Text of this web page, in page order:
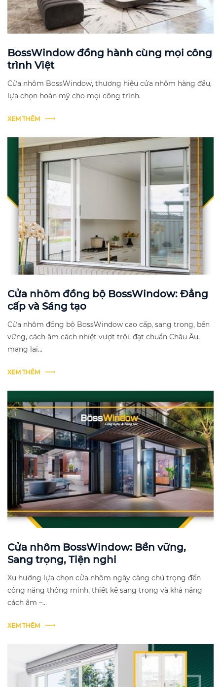
BossWindow đồng hành cùng mọi công
trình Việt
Cửa nhôm BossWindow, thương hiệu cửa nhôm hàng đầu,
lựa chọn hoàn mỹ cho mọi công trình.
XEM THÊM
Cửa nhôm đồng bộ BossWindow: Đẳng
cấp và Sáng tạo
Cửa nhôm đồng bộ BossWindow cao cấp, sang trọng, bền
vững, cách âm cách nhiệt vượt trội, đạt chuẩn Châu Âu,
mang lại...
XEM THÊM
Cửa nhôm BossWindow: Bền vững,
Sang trọng, Tiện nghi
Xu hướng lựa chọn cửa nhôm ngày càng chú trọng đến
công năng thông minh, thiết kế sang trọng và khả năng
cách âm –...
XEM THÊM